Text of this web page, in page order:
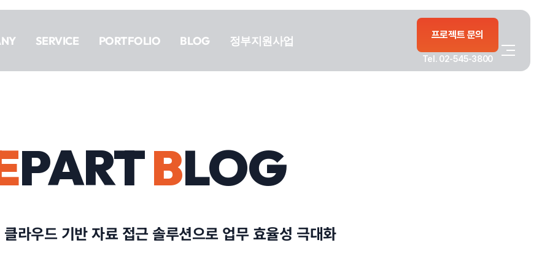
SERVICE PORTFOLIO BLOG 정부지원사업 프로젝트 문의
Tel. 02-545-3800
PARTBLOG
라우드 기반 자료 접근 솔루션으로 업무 효율성 극대화